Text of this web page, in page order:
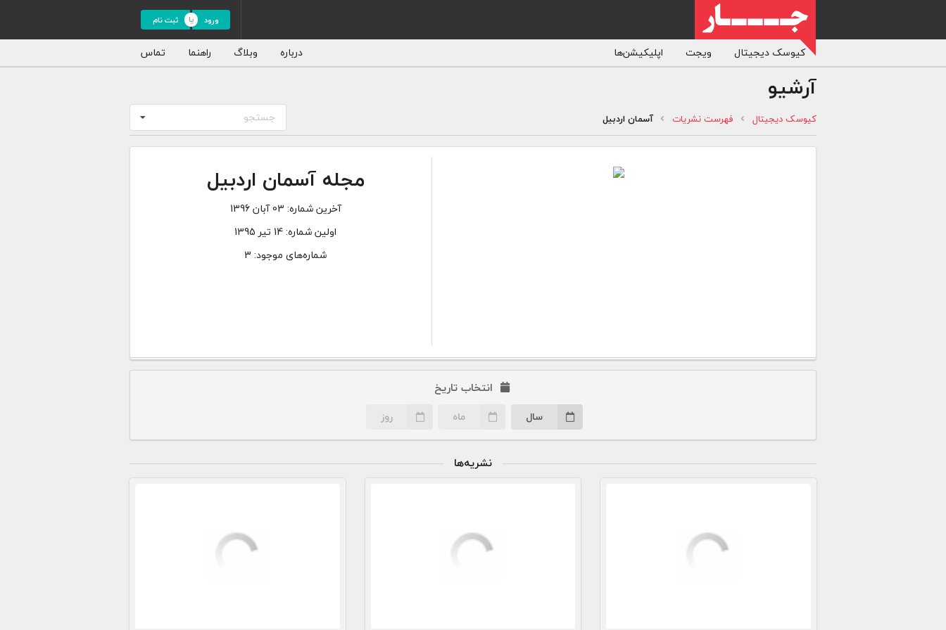
ورود ثبت نام
کیوسک دیجیتال ویجت اپلیکیشن‌ها درباره وبلاگ راهنما تماس
آرشیو
کیوسک دیجیتال فهرست نشریات آسمان اردبیل جستجو
مجله آسمان اردبیل
آخرین شماره: 03 آبان 1396
اولین شماره:14 تیر 1395
شماره‌های موجود: 3
انتخاب تاریخ
سال ماه روز
نشریه‌ها